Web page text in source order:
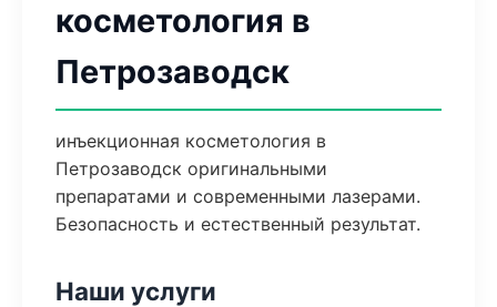
косметология в
Петрозаводск
инъекционная косметология в
Петрозаводск оригинальными
препаратами и современными лазерами.
Безопасность и естественный результат.
Наши услуги